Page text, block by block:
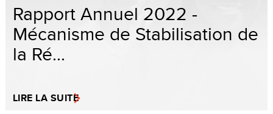
Rapport Annuel 2022 -
Mécanisme de Stabilisation de
la Ré...
LIRE LA SUITE